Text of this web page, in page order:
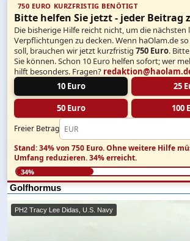
750 EURO KURZFRISTIG BENÖTIGT
Bitte helfen Sie jetzt - jeder Beitrag
Die bisherige Hilfe reicht nicht, um die nächsten
Verpflichtungen zu decken. Wenn haOlam.de
soll, brauchen wir jetzt kurzfristig750 Euro.
Sie können. Schon 10 Euro helfen sofort; wer
hilft besonders. Fragen?
10 Euro
25
50 Euro 100
Freier Betrag
Stand: 34% von 750 Euro.Ohne weitere Hilfe
Umfang reduzieren.34% erreicht.
34%
Golfhormus
PH2 Tracy Lee Didas, U.S. Navy